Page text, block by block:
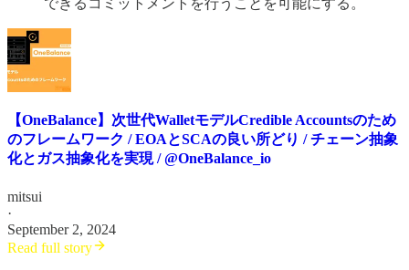
できるコミットメントを行うことを可能にする。
【OneBalance】次世代WalletモデルCredible Accountsのため
のフレームワーク / EOAとSCAの良い所どり / チェーン抽象
化とガス抽象化を実現 / @OneBalance_io
mitsui
·
September 2, 2024
Read full story